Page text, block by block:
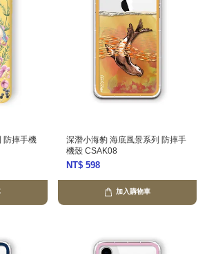
防摔手機
深潛小海豹 海底風景系列 防摔手
機殼 CSAK08
NT$ 598
加入購物車